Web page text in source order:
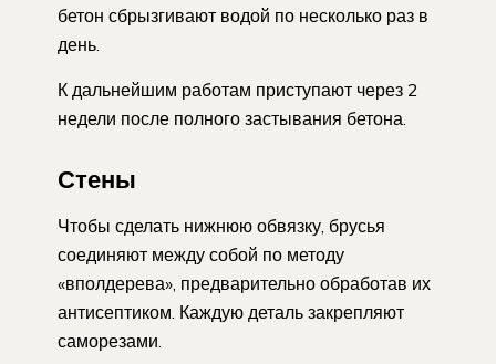
бетон сбрызгивают водой по несколько раз в
день.
К дальнейшим работам приступают через 2
недели после полного застывания бетона.
Стены
Чтобы сделать нижнюю обвязку, брусья
соединяют между собой по методу
«вполдерева», предварительно обработав их
антисептиком. Каждую деталь закрепляют
саморезами.